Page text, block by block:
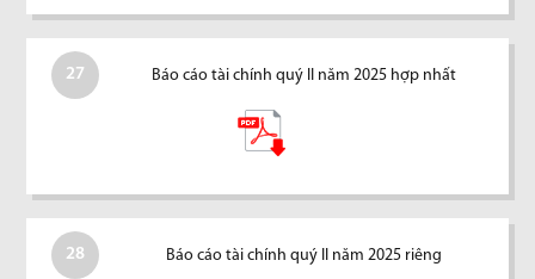
27 Báo cáo tài chính quý II năm 2025 hợp nhất
28 Báo cáo tài chính quý II năm 2025 riêng